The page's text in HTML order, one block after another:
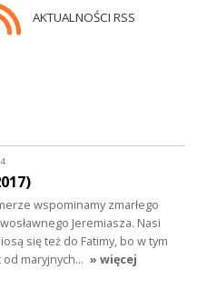
AKTUALNOŚCI RSS
wspominamy zmarłego
Jeremiasza. Nasi
się też do Fatimy, bo w tym
od maryjnych… » więcej